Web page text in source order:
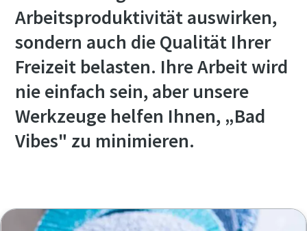
Arbeitsproduktivität auswirken,
sondern auch die Qualität Ihrer
Freizeit belasten. Ihre Arbeit wird
nie einfach sein, aber unsere
Werkzeuge helfen Ihnen, „Bad
Vibes" zu minimieren.